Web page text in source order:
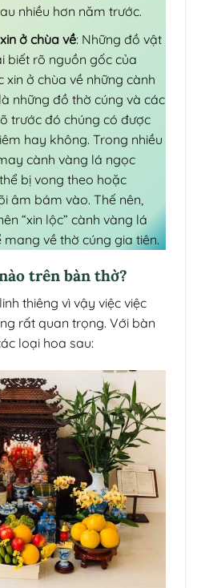
nhiều hơn năm trước.
ở chùa về: Những đồ vật
biết rõ nguồn gốc của
xin ở chùa về những cành
những đồ thờ cúng và các
trước đó chúng có được
hay không. Trong nhiều
cành vàng lá ngọc
bị vong theo hoặc
âm bám vào. Thế nên,
“xin lộc” cành vàng lá
về thờ cúng gia tiên.
trên bàn thờ?
thiêng vì vậy việc việc
rất quan trọng. Với bàn
loại hoa sau: